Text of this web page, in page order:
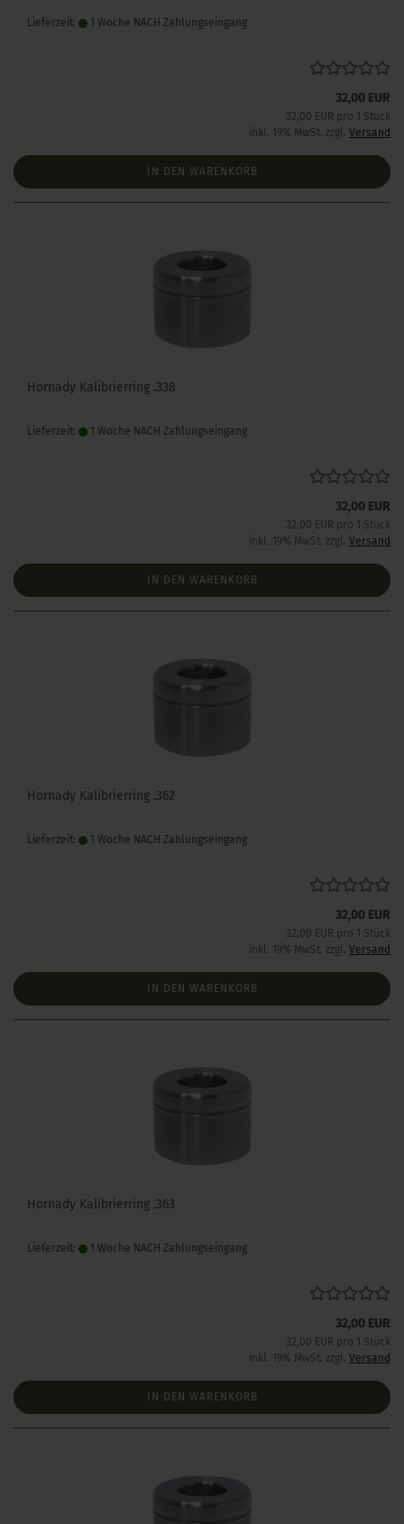
Lieferzeit: 1 Woche NACH Zahlungseingang
32,00 EUR
32,00 EUR pro 1 Stück
inkl. 19% MwSt. zzgl. Versand
IN DEN WARENKORB
Hornady Kalibrierring .338
Lieferzeit: 1 Woche NACH Zahlungseingang
32,00 EUR
32,00 EUR pro 1 Stück
inkl. 19% MwSt. zzgl. Versand
IN DEN WARENKORB
Hornady Kalibrierring .362
Lieferzeit: 1 Woche NACH Zahlungseingang
32,00 EUR
32,00 EUR pro 1 Stück
inkl. 19% MwSt. zzgl. Versand
IN DEN WARENKORB
Hornady Kalibrierring .363
Lieferzeit: 1 Woche NACH Zahlungseingang
32,00 EUR
32,00 EUR pro 1 Stück
inkl. 19% MwSt. zzgl. Versand
IN DEN WARENKORB